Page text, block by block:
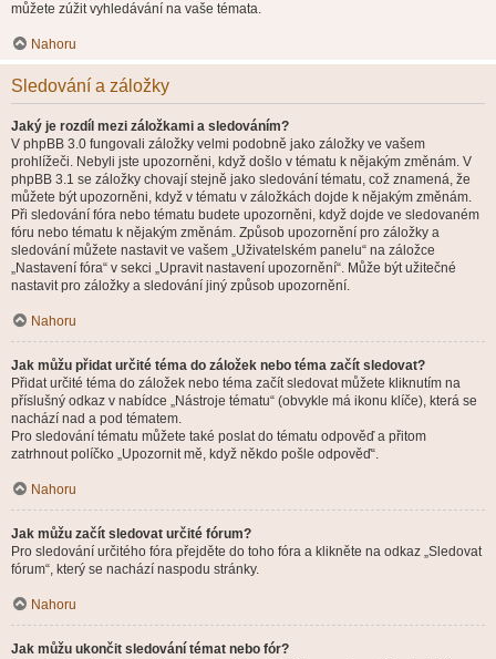
můžete zúžit vyhledávání na vaše témata.
Nahoru
Sledování a záložky
Jaký je rozdíl mezi záložkami a sledováním?
V phpBB 3.0 fungovali záložky velmi podobně jako záložky ve vašem
prohlížeči. Nebyli jste upozorněni, když došlo v tématu k nějakým změnám. V
phpBB 3.1 se záložky chovají stejně jako sledování tématu, což znamená, že
můžete být upozorněni, když v tématu v záložkách dojde k nějakým změnám.
Při sledování fóra nebo tématu budete upozorněni, když dojde ve sledovaném
fóru nebo tématu k nějakým změnám. Způsob upozornění pro záložky a
sledování můžete nastavit ve vašem „Uživatelském panelu“ na záložce
„Nastavení fóra“ v sekci „Upravit nastavení upozornění“. Může být užitečné
nastavit pro záložky a sledování jiný způsob upozornění.
Nahoru
Jak můžu přidat určité téma do záložek nebo téma začít sledovat?
Přidat určité téma do záložek nebo téma začít sledovat můžete kliknutím na
příslušný odkaz v nabídce „Nástroje tématu“ (obvykle má ikonu klíče), která se
nachází nad a pod tématem.
Pro sledování tématu můžete také poslat do tématu odpověď a přitom
zatrhnout políčko „Upozornit mě, když někdo pošle odpověď“.
Nahoru
Jak můžu začít sledovat určité fórum?
Pro sledování určitého fóra přejděte do toho fóra a klikněte na odkaz „Sledovat
fórum“, který se nachází naspodu stránky.
Nahoru
Jak můžu ukončit sledování témat nebo fór?